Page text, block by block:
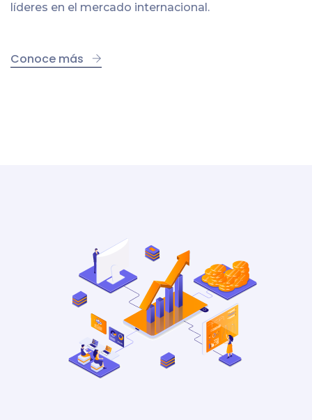
líderes en el mercado internacional.
Conoce más